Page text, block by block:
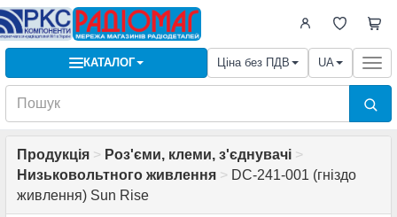
КАТАЛОГ Ціна без ПДВ UA
Продукція > Роз'єми, клеми, з'єднувачі >
Низьковольтного живлення > DC-241-001 (гніздо
живлення) Sun Rise